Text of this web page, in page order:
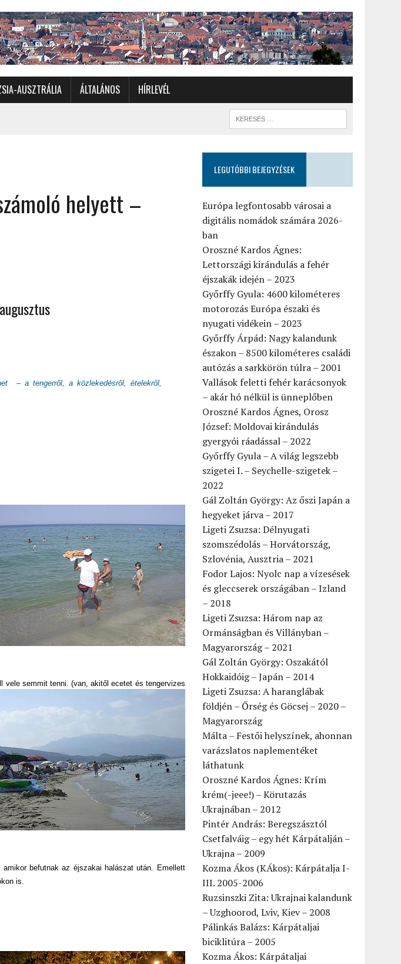
AUSZTRÁLIA ÁLTALÁNOS HÍRLEVÉL
– 2001
helyett –
– a tengerről, a közlekedésről, ételekről,
semmit tenni. (van, akitől ecetet és tengervizes
befutnak az éjszakai halászat után. Emellett
is.
LEGUTÓBBI BEJEGYZÉSEK
Európa legfontosabb városai a
digitális nomádok számára 2026-
ban
Oroszné Kardos Ágnes:
Lettországi kirándulás a fehér
éjszakák idején – 2023
Győrffy Gyula: 4600 kilométeres
motorozás Európa északi és
nyugati vidékein – 2023
Győrffy Árpád: Nagy kalandunk
északon – 8500 kilométeres családi
autózás a sarkkörön túlra – 2001
Vallások feletti fehér karácsonyok
– akár hó nélkül is ünneplőben
Oroszné Kardos Ágnes, Orosz
József: Moldovai kirándulás
gyergyói ráadással – 2022
Győrffy Gyula – A világ legszebb
szigetei I. – Seychelle-szigetek –
2022
Gál Zoltán György: Az őszi Japán a
hegyeket járva – 2017
Ligeti Zsuzsa: Délnyugati
szomszédolás – Horvátország,
Szlovénia, Ausztria – 2021
Fodor Lajos: Nyolc nap a vízesések
és gleccserek országában – Izland
– 2018
Ligeti Zsuzsa: Három nap az
Ormánságban és Villányban –
Magyarország – 2021
Gál Zoltán György: Oszakától
Hokkaidóig – Japán – 2014
Ligeti Zsuzsa: A haranglábak
földjén – Őrség és Göcsej – 2020 –
Magyarország
Málta – Festői helyszínek, ahonnan
varázslatos naplementéket
láthatunk
Oroszné Kardos Ágnes: Krím
krém(-jeee!) – Körutazás
Ukrajnában – 2012
Pintér András: Beregszásztól
Csetfalváig – egy hét Kárpátalján –
Ukrajna – 2009
Kozma Ákos (KÁkos): Kárpátalja I-
III. 2005-2006
Ruzsinszki Zita: Ukrajnai kalandunk
– Uzghoorod, Lviv, Kiev – 2008
Pálinkás Balázs: Kárpátaljai
biciklitúra – 2005
Kozma Ákos: Kárpátaljai